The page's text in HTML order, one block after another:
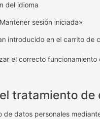
del idioma
sesión iniciada»
introducido en el carrito de
el correcto
tratamiento de
de datos personales